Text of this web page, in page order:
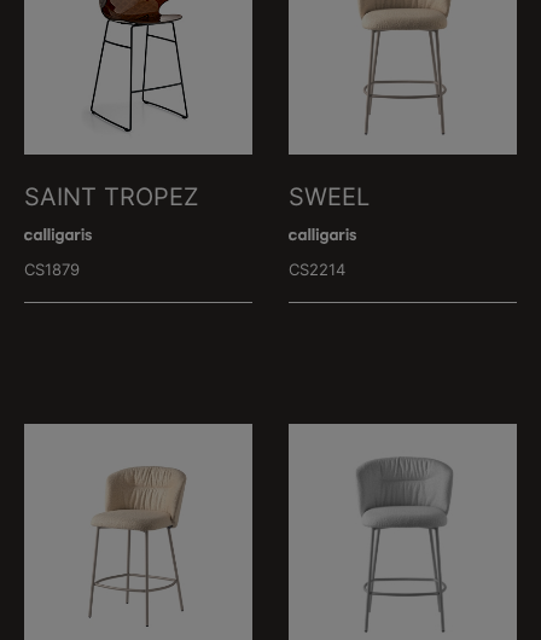
SAINT TROPEZ
CS1879
SWEEL
CS2214